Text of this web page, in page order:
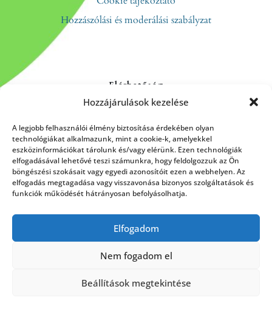
Hozzájárulások kezelése
A legjobb felhasználói élmény biztosítása érdekében olyan
technológiákat alkalmazunk, mint a cookie-k, amelyekkel
eszközinformációkat tárolunk és/vagy elérünk. Ezen technológiák
elfogadásával lehetővé teszi számunkra, hogy feldolgozzuk az Ön
böngészési szokásait vagy egyedi azonosítóit ezen a webhelyen. Az
elfogadás megtagadása vagy visszavonása bizonyos szolgáltatások és
funkciók működését hátrányosan befolyásolhatja.
Elfogadom
Nem fogadom el
Beállítások megtekintése
Hozzászólási és moderálási szabályzat
Elérhetőség
Kapcsolat
Rólunk
HÍRLEVÉL FELIRATKOZÁS